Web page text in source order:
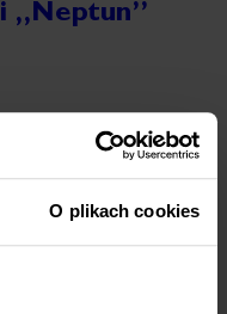
O plikach cookies
„Neptun”
„Stal” z